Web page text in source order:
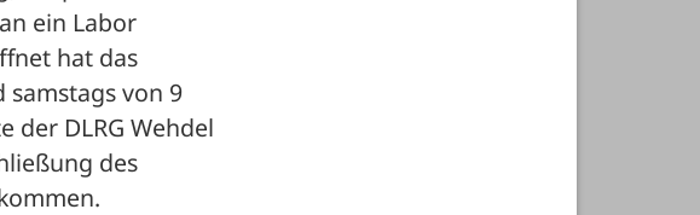
ein Labor
hat das
von 9
der DLRG Wehdel
des